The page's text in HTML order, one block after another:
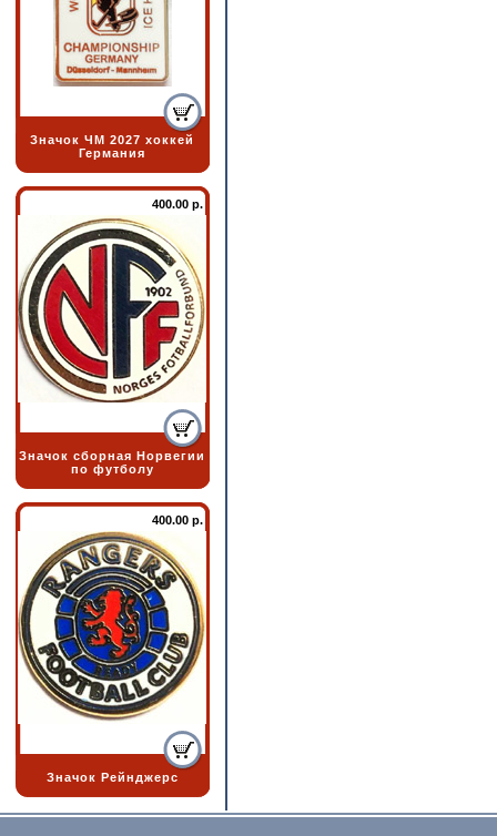
Значок ЧМ 2027 хоккей
Германия
400.00 р.
Значок сборная Норвегии
по футболу
400.00 р.
Значок Рейнджерс